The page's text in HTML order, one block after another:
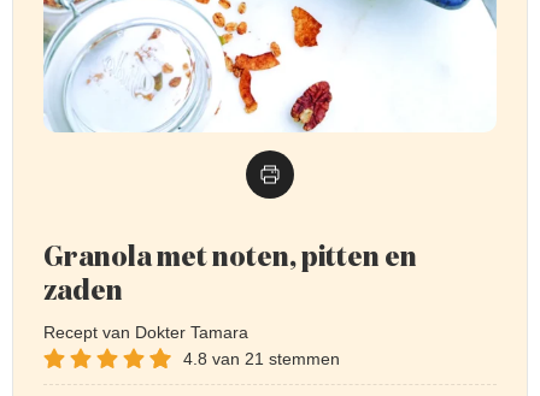
Granola met noten, pitten en
zaden
Recept van Dokter Tamara
4.8 van 21 stemmen